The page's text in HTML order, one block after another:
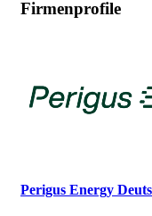
Firmenprofile
Perigus Energy